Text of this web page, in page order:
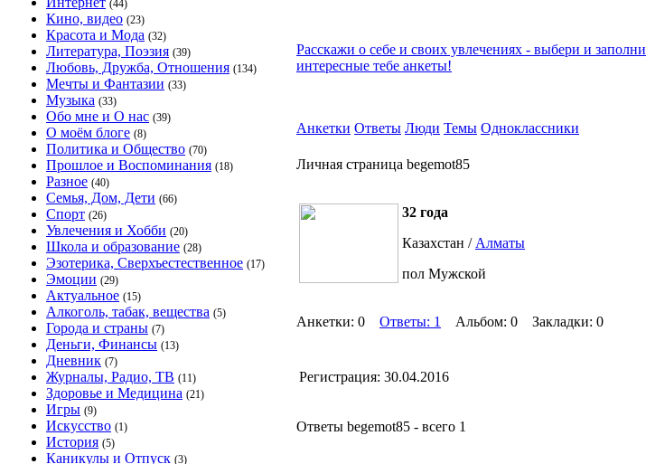
(44)
Кино, видео (23)
Красота и Мода (32)
Литература, Поэзия (39)
Любовь, Дружба, Отношения (134)
Мечты и Фантазии (33)
Музыка (33)
Обо мне и О нас (39)
О моём блоге (8)
Политика и Общество (70)
Прошлое и Воспоминания (18)
Разное (40)
Семья, Дом, Дети (66)
Спорт (26)
Увлечения и Хобби (20)
Школа и образование (28)
Эзотерика, Сверхъестественное (17)
Эмоции (29)
Актуальное (15)
Алкоголь, табак, вещества (5)
Города и страны (7)
Деньги, Финансы (13)
Дневник (7)
Журналы, Радио, ТВ (11)
Здоровье и Медицина (21)
Игры (9)
Искусство (1)
История (5)
Каникулы и Отпуск (3)
Расскажи о себе и своих увлечениях - выбери и заполни
интересные тебе анкеты!
Анкетки Ответы Люди Темы Одноклассники
Личная страница begemot85
32 года
Казахстан / Алматы
пол Мужской
Анкетки: 0 Ответы: 1 Альбом: 0 Закладки: 0
Регистрация: 30.04.2016
Ответы begemot85 - всего 1